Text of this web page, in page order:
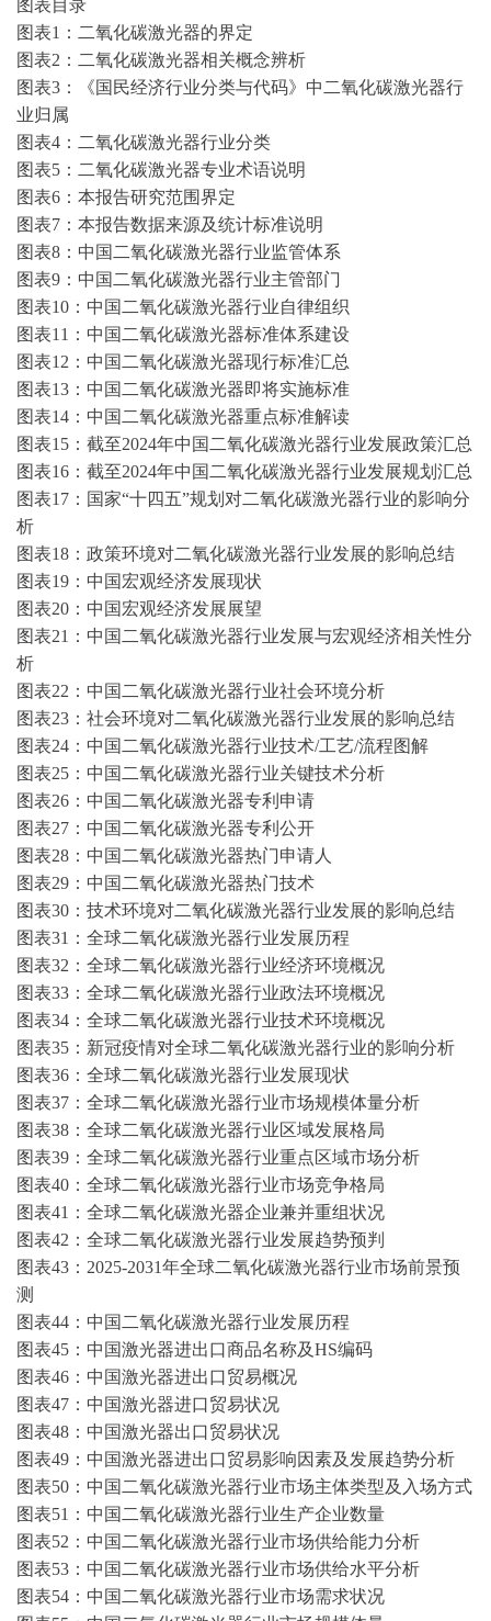
图表目录
图表1：二氧化碳激光器的界定
图表2：二氧化碳激光器相关概念辨析
图表3：《国民经济行业分类与代码》中二氧化碳激光器行
业归属
图表4：二氧化碳激光器行业分类
图表5：二氧化碳激光器专业术语说明
图表6：本报告研究范围界定
图表7：本报告数据来源及统计标准说明
图表8：中国二氧化碳激光器行业监管体系
图表9：中国二氧化碳激光器行业主管部门
图表10：中国二氧化碳激光器行业自律组织
图表11：中国二氧化碳激光器标准体系建设
图表12：中国二氧化碳激光器现行标准汇总
图表13：中国二氧化碳激光器即将实施标准
图表14：中国二氧化碳激光器重点标准解读
图表15：截至2024年中国二氧化碳激光器行业发展政策汇总
图表16：截至2024年中国二氧化碳激光器行业发展规划汇总
图表17：国家“十四五”规划对二氧化碳激光器行业的影响分
析
图表18：政策环境对二氧化碳激光器行业发展的影响总结
图表19：中国宏观经济发展现状
图表20：中国宏观经济发展展望
图表21：中国二氧化碳激光器行业发展与宏观经济相关性分
析
图表22：中国二氧化碳激光器行业社会环境分析
图表23：社会环境对二氧化碳激光器行业发展的影响总结
图表24：中国二氧化碳激光器行业技术/工艺/流程图解
图表25：中国二氧化碳激光器行业关键技术分析
图表26：中国二氧化碳激光器专利申请
图表27：中国二氧化碳激光器专利公开
图表28：中国二氧化碳激光器热门申请人
图表29：中国二氧化碳激光器热门技术
图表30：技术环境对二氧化碳激光器行业发展的影响总结
图表31：全球二氧化碳激光器行业发展历程
图表32：全球二氧化碳激光器行业经济环境概况
图表33：全球二氧化碳激光器行业政法环境概况
图表34：全球二氧化碳激光器行业技术环境概况
图表35：新冠疫情对全球二氧化碳激光器行业的影响分析
图表36：全球二氧化碳激光器行业发展现状
图表37：全球二氧化碳激光器行业市场规模体量分析
图表38：全球二氧化碳激光器行业区域发展格局
图表39：全球二氧化碳激光器行业重点区域市场分析
图表40：全球二氧化碳激光器行业市场竞争格局
图表41：全球二氧化碳激光器企业兼并重组状况
图表42：全球二氧化碳激光器行业发展趋势预判
图表43： 2025-2031年全球二氧化碳激光器行业市场前景预
测
图表44：中国二氧化碳激光器行业发展历程
图表45：中国激光器进出口商品名称及HS编码
图表46：中国激光器进出口贸易概况
图表47：中国激光器进口贸易状况
图表48：中国激光器出口贸易状况
图表49：中国激光器进出口贸易影响因素及发展趋势分析
图表50：中国二氧化碳激光器行业市场主体类型及入场方式
图表51：中国二氧化碳激光器行业生产企业数量
图表52：中国二氧化碳激光器行业市场供给能力分析
图表53：中国二氧化碳激光器行业市场供给水平分析
图表54：中国二氧化碳激光器行业市场需求状况